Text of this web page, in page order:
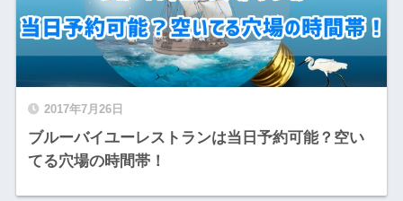
2017年7月26日
ブルーバイユーレストランは当日予約可能？空い
てる穴場の時間帯！